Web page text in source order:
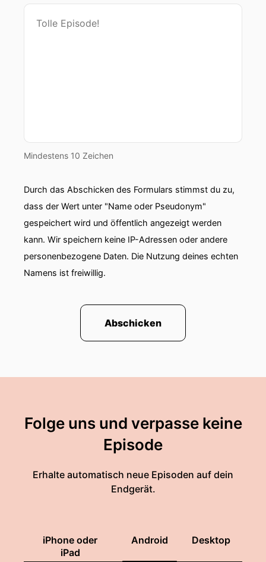
Mindestens 10 Zeichen
Durch das Abschicken des Formulars stimmst du zu,
dass der Wert unter "Name oder Pseudonym"
gespeichert wird und öffentlich angezeigt werden
kann. Wir speichern keine IP-Adressen oder andere
personenbezogene Daten. Die Nutzung deines echten
Namens ist freiwillig.
Abschicken
Folge uns und verpasse keine
Episode
Erhalte automatisch neue Episoden auf dein
Endgerät.
iPhone oder
iPad
Android Desktop